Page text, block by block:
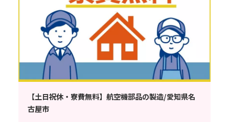
【土日祝休・寮費無料】航空機部品の製造/愛知県名
古屋市